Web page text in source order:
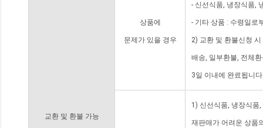
교환 및 환불 가능
상품에
문제가 있을 경우
- 신선식품, 냉장식품,
- 기타 상품 : 수령일로
2) 교환 및 환불신청
배송, 일부환불, 전체
3일 이내에 완료됩니
1) 신선식품, 냉장식품
재판매가 어려운 상품